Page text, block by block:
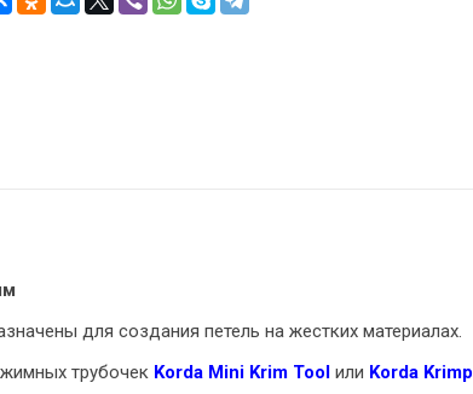
для создания петель на жестких материалах.
трубочек Korda Mini Krim Tool или Korda Krimp